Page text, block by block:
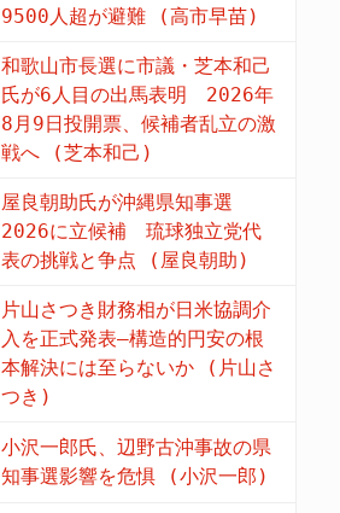
9500人超が避難 (高市早苗)
和歌山市長選に市議・芝本和己
氏が6人目の出馬表明 2026年
8月9日投開票、候補者乱立の激
戦へ (芝本和己)
屋良朝助氏が沖縄県知事選
2026に立候補 琉球独立党代
表の挑戦と争点 (屋良朝助)
片山さつき財務相が日米協調介
入を正式発表―構造的円安の根
本解決には至らないか (片山さ
つき)
小沢一郎氏、辺野古沖事故の県
知事選影響を危惧 (小沢一郎)